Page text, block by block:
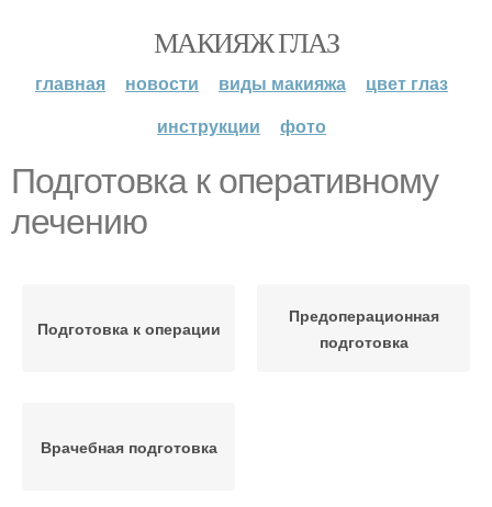
МАКИЯЖ ГЛАЗ
главная новости виды макияжа
цвет глаз
инструкции
фото
Подготовка к оперативному
лечению
Подготовка к операции
Предоперационная
подготовка
Врачебная подготовка